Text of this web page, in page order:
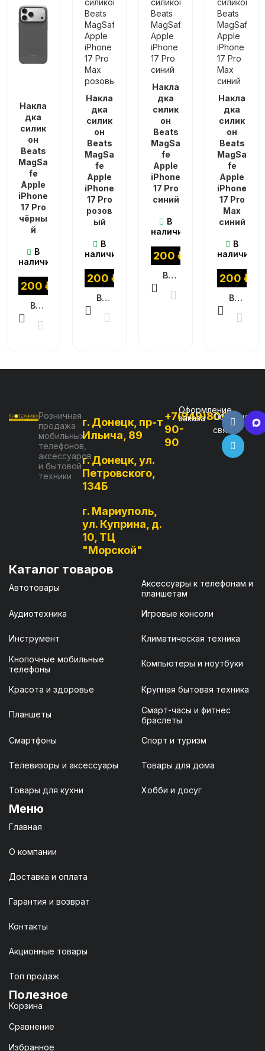
Накла
дка
силик
он
Beats
MagSa
fe
Apple
iPhone
17 Pro
чёрны
й
В
наличии
1 200 ₽
В КОРЗИНУ
Накла
дка
силик
он
Beats
MagSa
fe
Apple
iPhone
17 Pro
розов
ый
В
наличии
1 200 ₽
В КОРЗИНУ
Накла
дка
силик
он
Beats
MagSa
fe
Apple
iPhone
17 Pro
синий
В
наличии
1 200 ₽
В КОРЗИНУ
Накла
дка
силик
он
Beats
MagSa
fe
Apple
iPhone
17 Pro
Max
синий
В
наличии
1 200 ₽
В КОРЗИНУ
Розничная
продажа
мобильных
телефонов,
аксессуаров
и бытовой
техники
г. Донецк, пр-т
Ильича, 89
г. Донецк, ул.
Петровского,
134Б
г. Мариуполь,
ул. Куприна, д.
10, ТЦ
"Морской"
+7(949)800-
90-
90
Оформление
заказа
Обратная
связь
Каталог товаров
Автотовары
Аксессуары к телефонам и
планшетам
Аудиотехника Игровые консоли
Инструмент Климатическая техника
Кнопочные мобильные
телефоны
Компьютеры и ноутбуки
Красота и здоровье Крупная бытовая техника
Планшеты
Смарт-часы и фитнес
браслеты
Смартфоны Спорт и туризм
Телевизоры и аксессуары Товары для дома
Товары для кухни Хобби и досуг
Меню
Главная
О компании
Доставка и оплата
Гарантия и возврат
Контакты
Акционные товары
Топ продаж
Полезное
Корзина
Сравнение
Избранное